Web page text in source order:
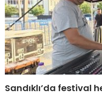
Sandıklı’da festival